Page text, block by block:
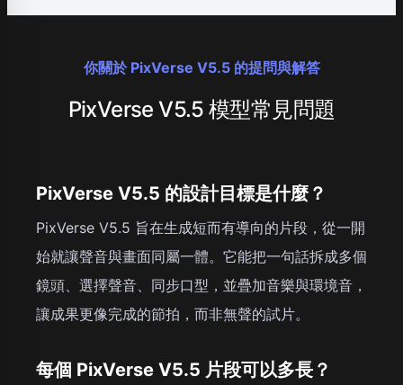
你關於 PixVerse V5.5 的提問與解答
PixVerse V5.5 模型常見問題
PixVerse V5.5 的設計目標是什麼？
PixVerse V5.5 旨在生成短而有導向的片段，從一開
始就讓聲音與畫面同屬一體。它能把一句話拆成多個
鏡頭、選擇聲音、同步口型，並疊加音樂與環境音，
讓成果更像完成的節拍，而非無聲的試片。
每個 PixVerse V5.5 片段可以多長？